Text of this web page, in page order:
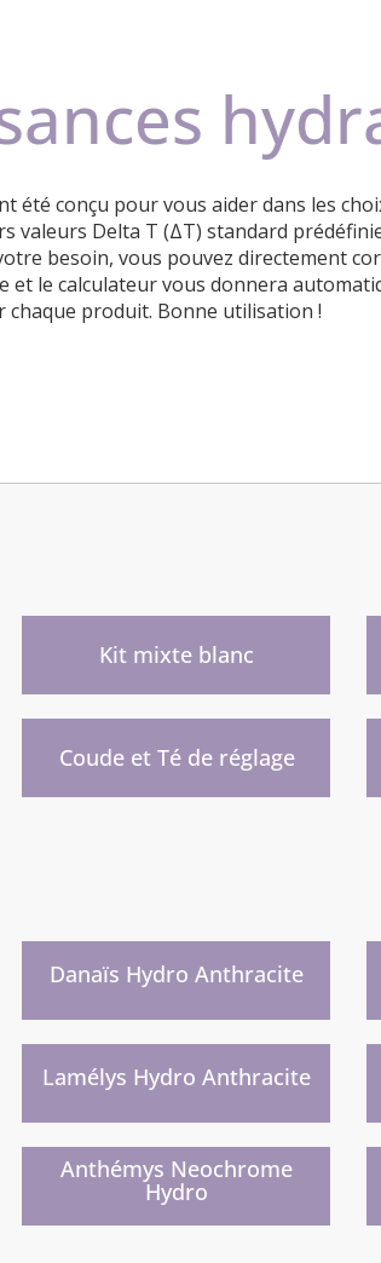
été conçu pour vous aider dans les
valeurs Delta T (ΔT) standard
besoin, vous pouvez directement
et le calculateur vous donnera
produit. Bonne utilisation !
Kit mixte blanc
Coude et Té de réglage
Danaïs Hydro Anthracite
Lamélys Hydro Anthracite
)
Anthémys Neochrome
Hydro